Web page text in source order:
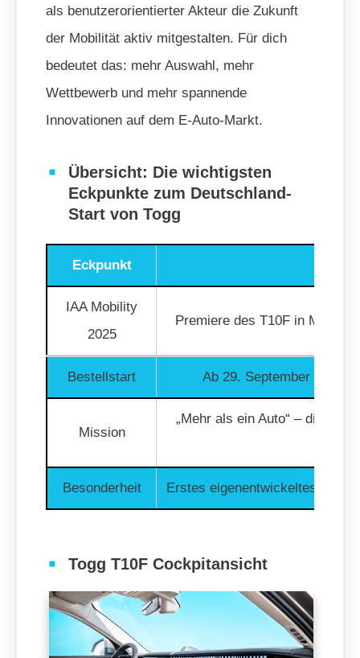
als benutzerorientierter Akteur die Zukunft
der Mobilität aktiv mitgestalten. Für dich
bedeutet das: mehr Auswahl, mehr
Wettbewerb und mehr spannende
Innovationen auf dem E-Auto-Markt.
Übersicht: Die wichtigsten
Eckpunkte zum Deutschland-
Start von Togg
Eckpunkt
IAA Mobility
2025
Premiere des T10F in
Bestellstart Ab 29. September 2025
Mission
„Mehr als ein Auto“ –
Besonderheit Erstes eigenentwickeltes
Togg T10F Cockpitansicht